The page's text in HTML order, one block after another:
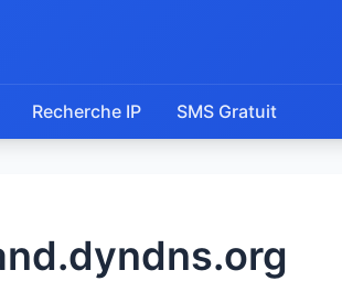
Recherche IP SMS Gratuit